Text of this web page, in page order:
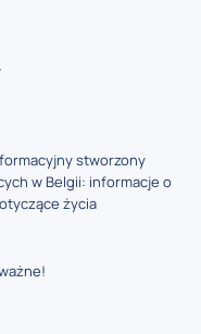
stworzony
w Belgii: informacje o
życia